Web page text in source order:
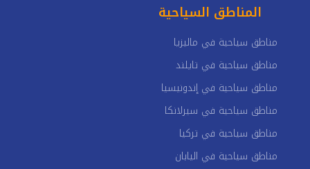
المناطق السياحية
مناطق سياحية في ماليزيا
مناطق سياحية في تايلند
مناطق سياحية في إندونيسيا
مناطق سياحية في سيرلانكا
مناطق سياحية في تركيا
مناطق سياحية في اليابان